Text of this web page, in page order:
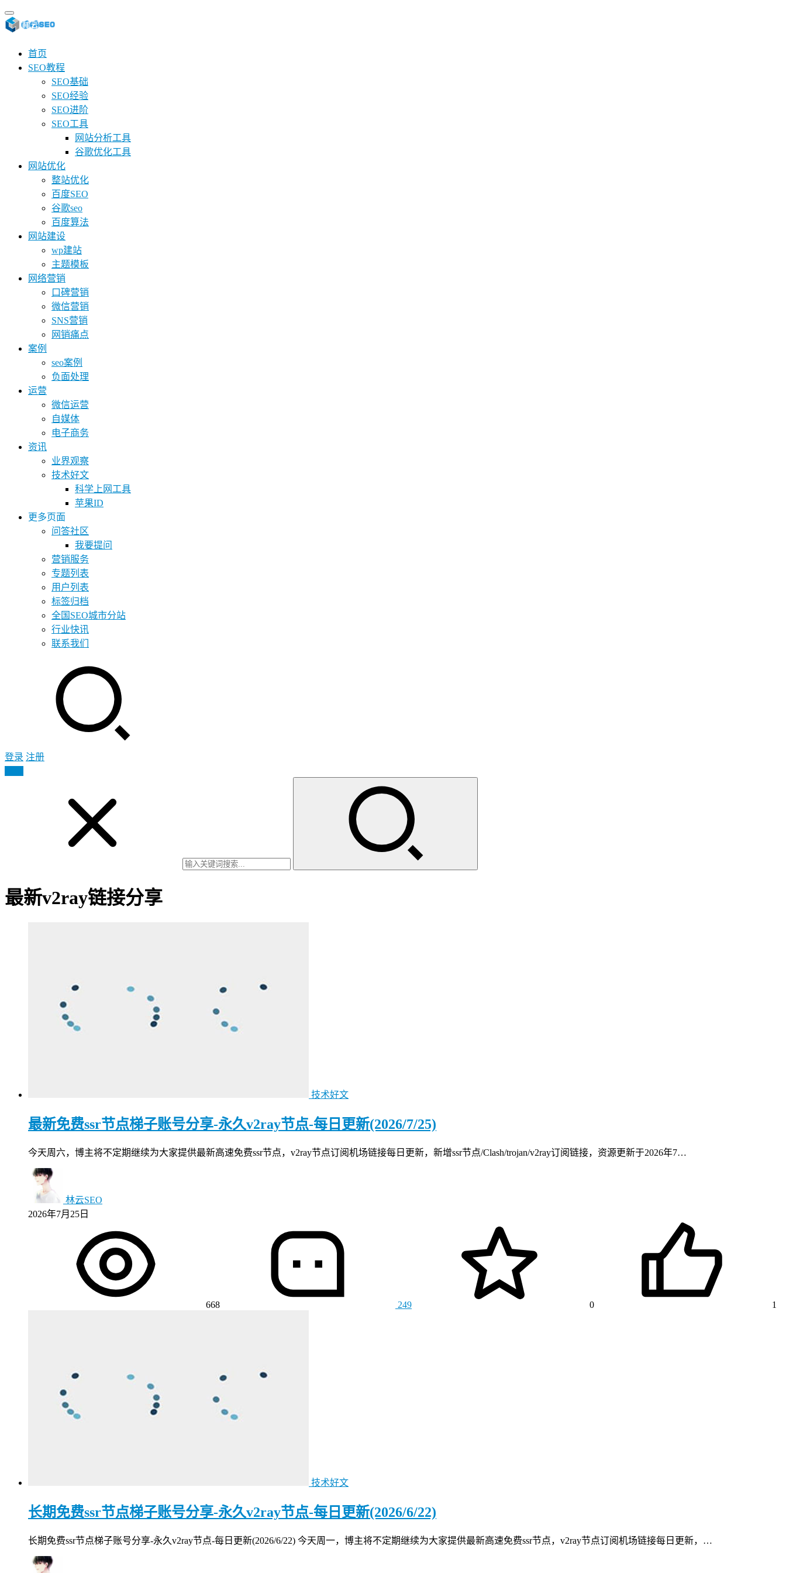
首页
SEO教程
SEO基础
SEO经验
SEO进阶
SEO工具
网站分析工具
谷歌优化工具
网站优化
整站优化
百度SEO
谷歌seo
百度算法
网站建设
wp建站
主题模板
网络营销
口碑营销
微信营销
SNS营销
网销痛点
案例
seo案例
负面处理
运营
微信运营
自媒体
电子商务
资讯
业界观察
技术好文
科学上网工具
苹果ID
更多页面
问答社区
我要提问
营销服务
专题列表
用户列表
标签归档
全国SEO城市分站
行业快讯
联系我们
登录 注册
最新v2ray链接分享
技术好文
最新免费ssr节点梯子账号分享-永久v2ray节点-每日更新(2026/7/25)
今天周六，博主将不定期继续为大家提供最新高速免费ssr节点，v2ray节点订阅机场链接每日更新，新增ssr节点/Clash/trojan/v2ray订阅链接，资源更新于2026年7…
林云SEO
2026年7月25日
668 249 0 1
技术好文
长期免费ssr节点梯子账号分享-永久v2ray节点-每日更新(2026/6/22)
长期免费ssr节点梯子账号分享-永久v2ray节点-每日更新(2026/6/22) 今天周一，博主将不定期继续为大家提供最新高速免费ssr节点，v2ray节点订阅机场链接每日更新，…